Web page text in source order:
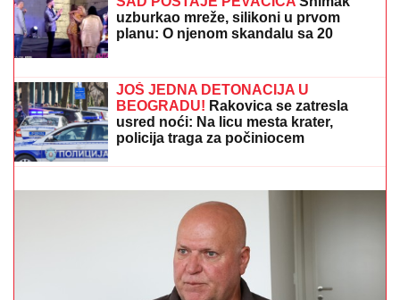
uzburkao mreže, silikoni u prvom
planu: O njenom skandalu sa 20
godina starijim brujao Balkan